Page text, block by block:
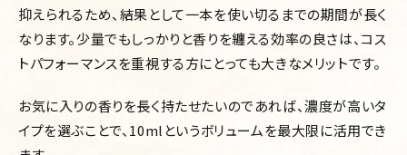
抑えられるため、結果として一本を使い切るまでの期間が長く
なります。少量でもしっかりと香りを纏える効率の良さは、コス
トパフォーマンスを重視する方にとっても大きなメリットです。
お気に入りの香りを長く持たせたいのであれば、濃度が高いタ
イプを選ぶことで、10mlというボリュームを最大限に活用でき